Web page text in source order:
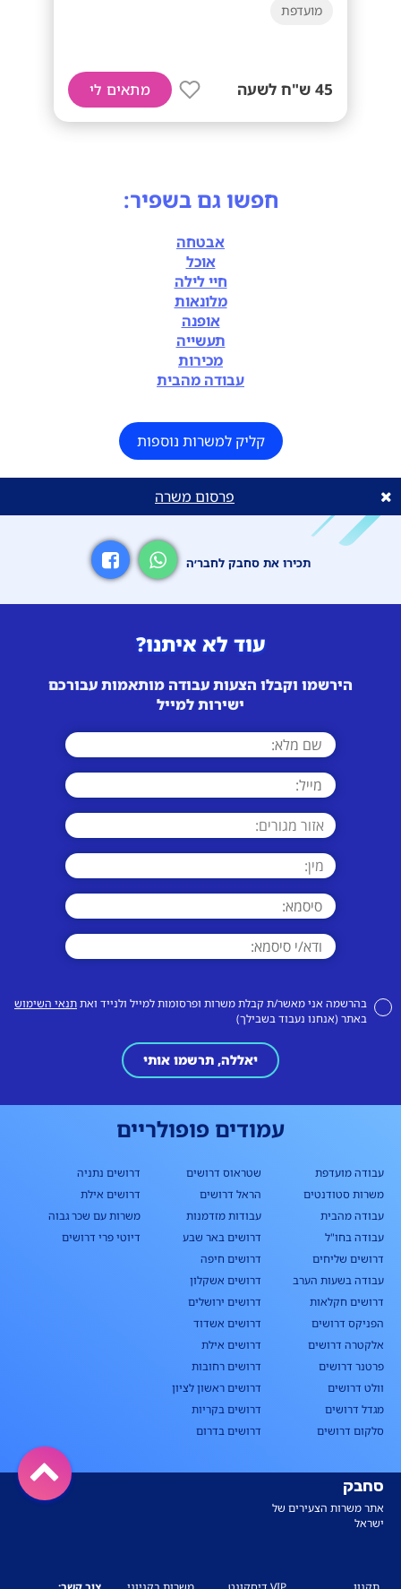
מועדפת
45 ש"ח לשעה מתאים לי
חפשו גם בשפיר:
אבטחה
אוכל
חיי לילה
מלונאות
אופנה
תעשייה
מכירות
עבודה מהבית
קליק למשרות נוספות
פרסום משרה
תכירו את סחבק לחבר׳ה
עוד לא איתנו?
הירשמו וקבלו הצעות עבודה מותאמות עבורכם
ישירות למייל
בהרשמה אני מאשר/ת קבלת משרות ופרסומות למייל ולנייד ואתתנאי השימוש
באתר (אנחנו נעבוד בשבילך)
יאללה, תרשמו אותי
עמודים פופולריים
עבודה מועדפת
משרות סטודנטים
עבודה מהבית
עבודה בחו"ל
דרושים שליחים
עבודה בשעות הערב
דרושים חקלאות
הפניקס דרושים
אלקטרה דרושים
פרטנר דרושים
וולט דרושים
מגדל דרושים
סלקום דרושים
שטראוס דרושים
הראל דרושים
עבודות מזדמנות
דרושים באר שבע
דרושים חיפה
דרושים אשקלון
דרושים ירושלים
דרושים אשדוד
דרושים אילת
דרושים רחובות
דרושים ראשון לציון
דרושים בקריות
דרושים בדרום
דרושים נתניה
דרושים אילת
משרות עם שכר גבוה
דיוטי פרי דרושים
סחבק
אתר משרות הצעירים של
ישראל